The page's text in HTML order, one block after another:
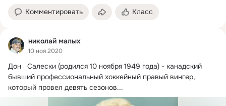
Комментировать Класс
николай малых
10 ноя 2020
Дон   Салески (родился 10 ноября 1949 года) - канадский
бывший профессиональный хоккейный правый вингер,
который провел девять сезонов...